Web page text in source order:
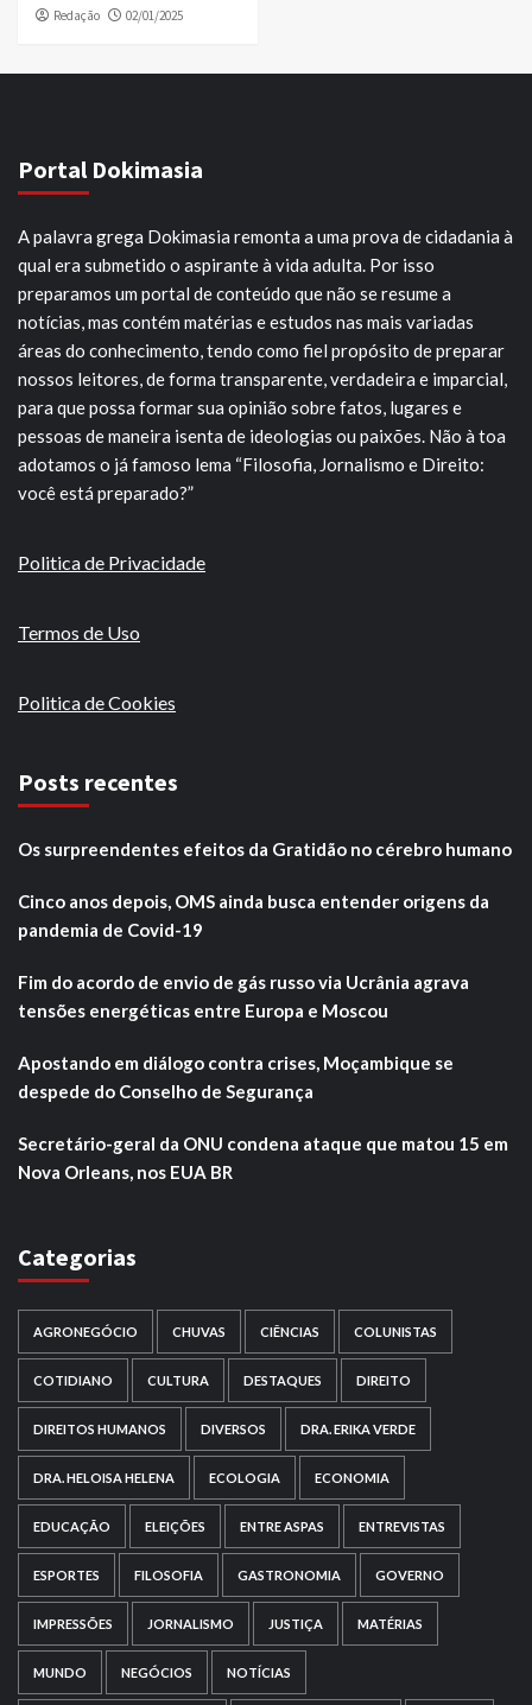
Redação 02/01/2025
Portal Dokimasia
A palavra grega Dokimasia remonta a uma prova de cidadania à
qual era submetido o aspirante à vida adulta. Por isso
preparamos um portal de conteúdo que não se resume a
notícias, mas contém matérias e estudos nas mais variadas
áreas do conhecimento, tendo como fiel propósito de preparar
nossos leitores, de forma transparente, verdadeira e imparcial,
para que possa formar sua opinião sobre fatos, lugares e
pessoas de maneira isenta de ideologias ou paixões. Não à toa
adotamos o já famoso lema “Filosofia, Jornalismo e Direito:
você está preparado?”
Politica de Privacidade
Termos de Uso
Politica de Cookies
Posts recentes
Os surpreendentes efeitos da Gratidão no cérebro humano
Cinco anos depois, OMS ainda busca entender origens da
pandemia de Covid-19
Fim do acordo de envio de gás russo via Ucrânia agrava
tensões energéticas entre Europa e Moscou
Apostando em diálogo contra crises, Moçambique se
despede do Conselho de Segurança
Secretário-geral da ONU condena ataque que matou 15 em
Nova Orleans, nos EUA BR
Categorias
AGRONEGÓCIO CHUVAS CIÊNCIAS COLUNISTAS
COTIDIANO CULTURA DESTAQUES DIREITO
DIREITOS HUMANOS DIVERSOS DRA. ERIKA VERDE
DRA. HELOISA HELENA ECOLOGIA ECONOMIA
EDUCAÇÃO ELEIÇÕES ENTRE ASPAS ENTREVISTAS
ESPORTES FILOSOFIA GASTRONOMIA GOVERNO
IMPRESSÕES JORNALISMO JUSTIÇA MATÉRIAS
MUNDO NEGÓCIOS NOTÍCIAS